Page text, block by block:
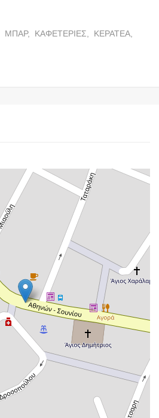
ΜΠΑΡ, ΚΑΦΕΤΕΡΙΕΣ,
ΚΕΡΑΤΕΑ,